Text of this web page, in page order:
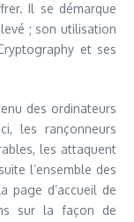
Il se démarque
; son utilisation
et ses
des ordinateurs
les rançonneurs
les attaquent
l’ensemble des
page d’accueil de
sur la façon de